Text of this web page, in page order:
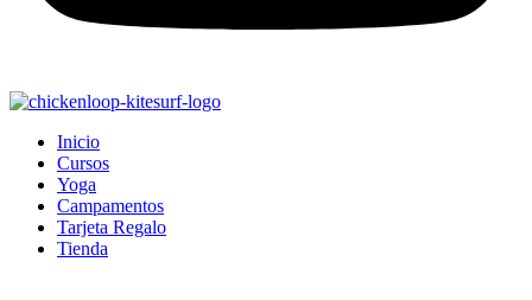
Inicio
Cursos
Yoga
Campamentos
Tarjeta Regalo
Tienda